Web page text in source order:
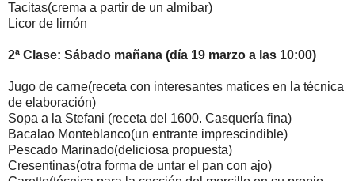
Tacitas(crema a partir de un almibar)
Licor de limón
2ª Clase: Sábado mañana (día 19 marzo a las 10:00)
Jugo de carne(receta con interesantes matices en la técnica
de elaboración)
Sopa a la Stefani (receta del 1600. Casquería fina)
Bacalao Monteblanco(un entrante imprescindible)
Pescado Marinado(deliciosa propuesta)
Cresentinas(otra forma de untar el pan con ajo)